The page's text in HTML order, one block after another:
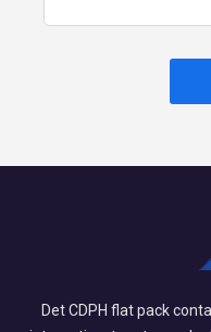
Det CDPH flat pack